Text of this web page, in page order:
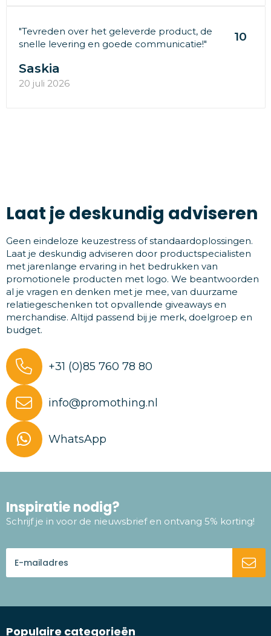
"Tevreden over het geleverde product, de
snelle levering en goede communicatie!"
10
Saskia
20 juli 2026
Laat je deskundig adviseren
Geen eindeloze keuzestress of standaardoplossingen.
Laat je deskundig adviseren door productspecialisten
met jarenlange ervaring in het bedrukken van
promotionele producten met logo. We beantwoorden
al je vragen en denken met je mee, van duurzame
relatiegeschenken tot opvallende giveaways en
merchandise. Altijd passend bij je merk, doelgroep en
budget.
+31 (0)85 760 78 80
info@promothing.nl
WhatsApp
Inspiratie nodig?
Schrijf je in voor de nieuwsbrief en ontvang 5% korting!
Populaire categorieën